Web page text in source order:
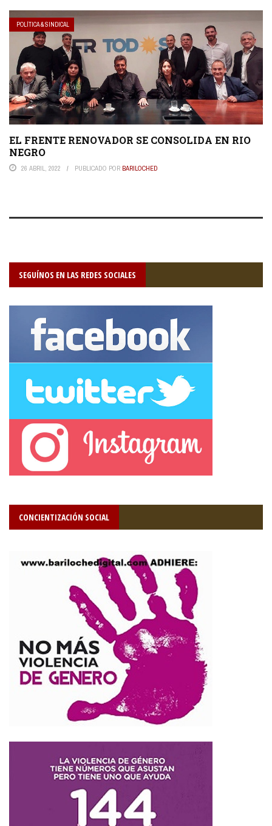
POLÍTICA & SINDICAL
EL FRENTE RENOVADOR SE CONSOLIDA EN RIO
NEGRO
26 ABRIL, 2022 PUBLICADO POR BARILOCHED
SEGUÍNOS EN LAS REDES SOCIALES
CONCIENTIZACIÓN SOCIAL